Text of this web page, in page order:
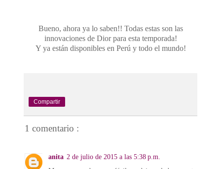
Bueno, ahora ya lo saben!! Todas estas son las
innovaciones de Dior para esta temporada!
Y ya están disponibles en Perú y todo el mundo!
Compartir
1 comentario :
anita 2 de julio de 2015 a las 5:38 p.m.